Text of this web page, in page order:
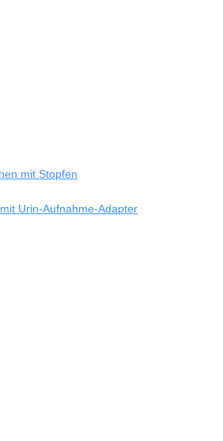
mit Stopfen
Urin-Aufnahme-Adapter